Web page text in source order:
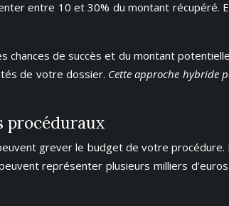
entre 10 et 30% du montant récupéré.
chances de succès et du montant
de votre dossier. Cette approche hybride
procéduraux
grever le budget de votre
représenter plusieurs milliers